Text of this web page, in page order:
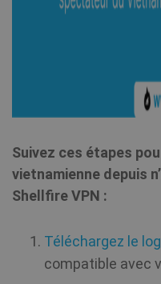
Suivez ces étapes
vietnamienne depuis
Shellfire VPN :
Téléchargez le
compatible avec